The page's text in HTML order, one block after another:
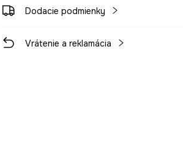
Dodacie podmienky
Vrátenie a reklamácia